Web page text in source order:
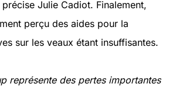
précise Julie Cadiot. Finalement,
perçu des aides pour la
sur les veaux étant insuffisantes.
représente des pertes importantes